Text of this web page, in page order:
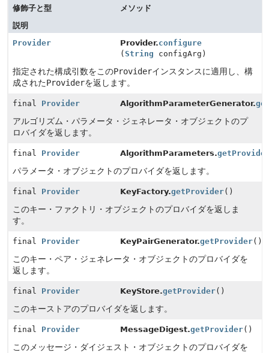
修飾子と型
メソッド
説明
Provider
Provider.configure
(String configArg)
指定された構成引数をこのProviderインスタンスに適用し、構
成されたProviderを返します。
final Provider AlgorithmParameterGenerator.
アルゴリズム・パラメータ・ジェネレータ・オブジェクトのプ
ロバイダを返します。
final Provider AlgorithmParameters.
パラメータ・オブジェクトのプロバイダを返します。
final Provider KeyFactory.getProvider()
このキー・ファクトリ・オブジェクトのプロバイダを返しま
す。
final Provider KeyPairGenerator.getProvider()
このキー・ペア・ジェネレータ・オブジェクトのプロバイダを
返します。
final Provider KeyStore.getProvider()
このキーストアのプロバイダを返します。
final Provider MessageDigest.getProvider()
このメッセージ・ダイジェスト・オブジェクトのプロバイダを